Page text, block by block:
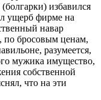
избавился
ущерб фирме на
навар
по бросовым ценам,
разумеется,
мужика имущество,
собственной
что на эти